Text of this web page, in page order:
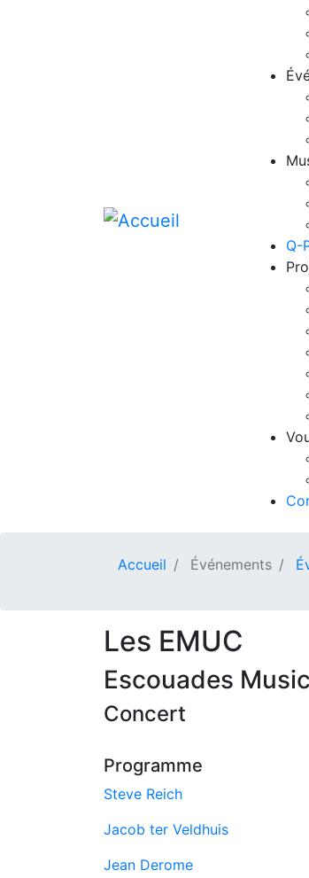
Q-
Accueil Événements
Les EMUC
Escouades
Concert
Programme
Steve Reich
Jacob ter Veldhuis
Jean Derome